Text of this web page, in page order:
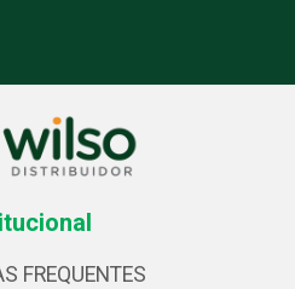
FREQUENTES